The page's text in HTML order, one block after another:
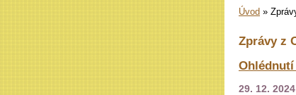
Úvod »
Zprávy z
29. 12. 2024